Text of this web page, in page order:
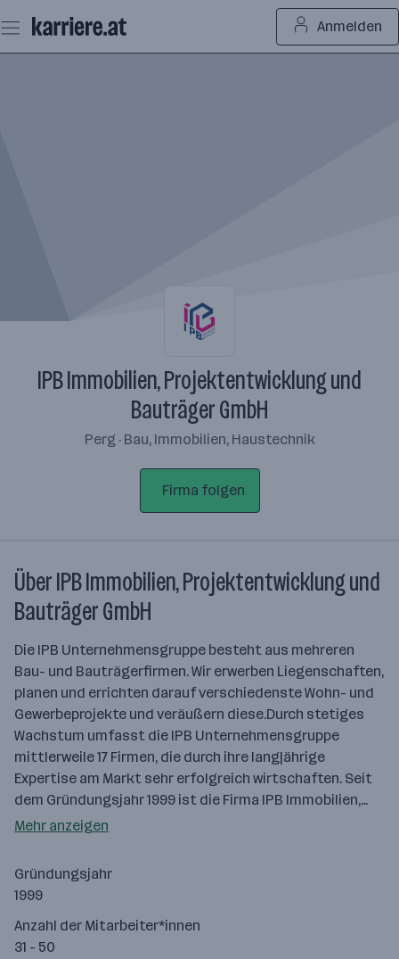
Seiteninhalt
springen
Anmelden
IPB Immobilien, Projektentwicklung und
Bauträger GmbH
Perg · Bau, Immobilien, Haustechnik
Firma folgen
Über IPB Immobilien, Projektentwicklung und
Bauträger GmbH
Die IPB Unternehmensgruppe besteht aus mehreren
Bau- und Bauträgerfirmen. Wir erwerben Liegenschaften,
planen und errichten darauf verschiedenste Wohn- und
Gewerbeprojekte und veräußern diese.Durch stetiges
Wachstum umfasst die IPB Unternehmensgruppe
mittlerweile 17 Firmen, die durch ihre langjährige
Expertise am Markt sehr erfolgreich wirtschaften. Seit
dem Gründungsjahr 1999 ist die Firma IPB Immobilien,…
Mehr anzeigen
Gründungsjahr
1999
Anzahl der Mitarbeiter*innen
31 - 50